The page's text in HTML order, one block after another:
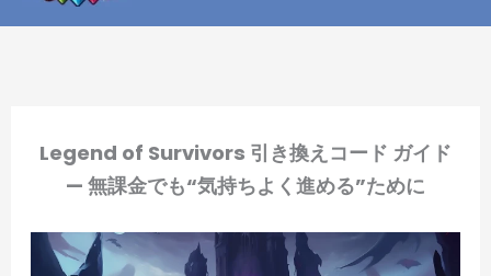
キ
Legend of Survivors 引き換えコード ガイド
— 無課金でも“気持ちよく進める”ために